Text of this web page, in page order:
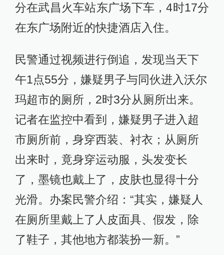
分在武昌火车站东广场下车，4时17分
在东广场附近的快捷酒店入住。
民警通过视频进行倒追，发现当天下
午1点55分，嫌疑男子与同伙进入沃尔
玛超市的厕所，2时3分从厕所出来。
记者在监控中看到，嫌疑男子进入超
市厕所前，身穿西装、衬衣；从厕所
出来时，竟身穿运动服，头发变长
了，墨镜也戴上了，皮肤也显得十分
光滑。办案民警介绍：“其实，嫌疑人
在厕所里戴上了人皮面具、假发，除
了鞋子，其他地方都装扮一新。”